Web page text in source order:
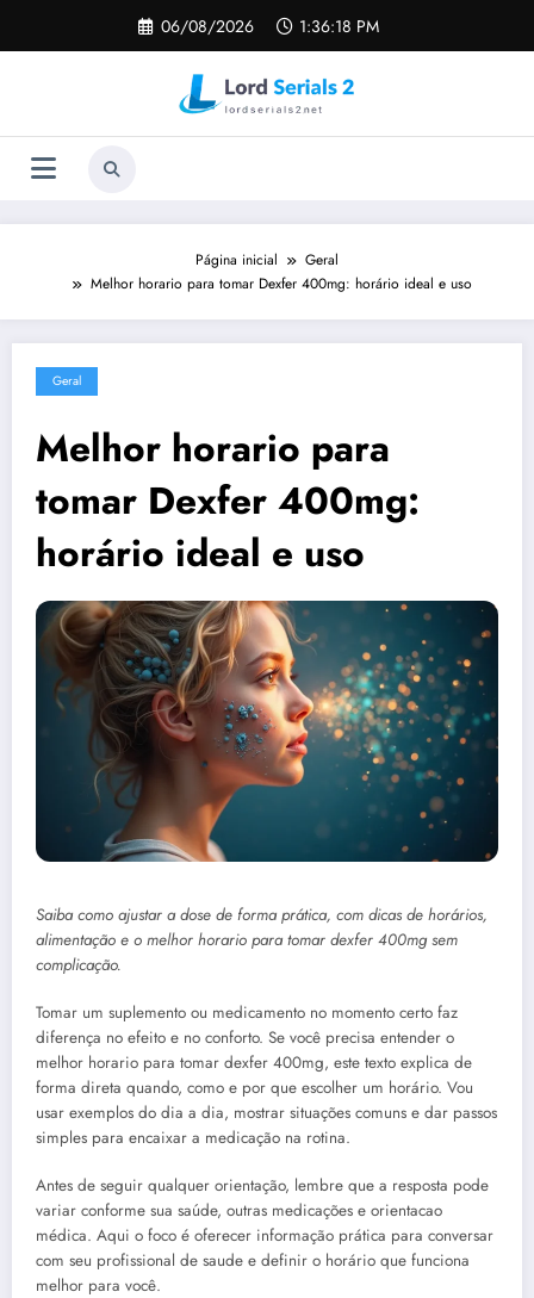
o
06/08/2026 1:36:19 PM
Página inicial
Geral
Melhor horario para tomar Dexfer 400mg: horário ideal e uso
Geral
Melhor horario para
tomar Dexfer 400mg:
horário ideal e uso
Saiba como ajustar a dose de forma prática, com dicas de horários,
alimentação e o melhor horario para tomar dexfer 400mg sem
complicação.
Tomar um suplemento ou medicamento no momento certo faz
diferença no efeito e no conforto. Se você precisa entender o
melhor horario para tomar dexfer 400mg, este texto explica de
forma direta quando, como e por que escolher um horário. Vou
usar exemplos do dia a dia, mostrar situações comuns e dar passos
simples para encaixar a medicação na rotina.
Antes de seguir qualquer orientação, lembre que a resposta pode
variar conforme sua saúde, outras medicações e orientacao
médica. Aqui o foco é oferecer informação prática para conversar
com seu profissional de saude e definir o horário que funciona
melhor para você.